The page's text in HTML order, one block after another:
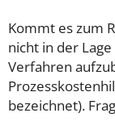
Kommt es zum
nicht in der
Verfahren
bezeichnet).